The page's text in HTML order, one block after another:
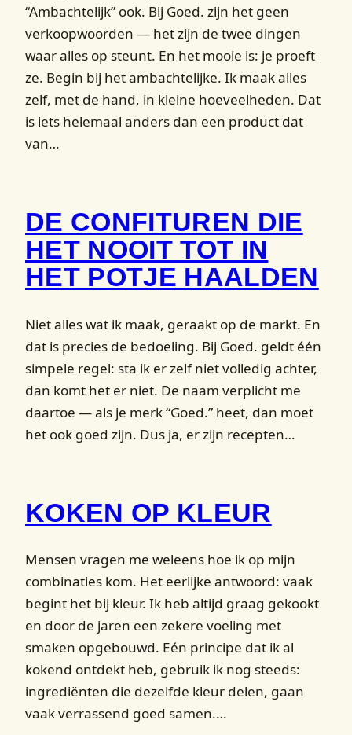
“Ambachtelijk” ook. Bij Goed. zijn het geen
verkoopwoorden — het zijn de twee dingen
waar alles op steunt. En het mooie is: je proeft
ze. Begin bij het ambachtelijke. Ik maak alles
zelf, met de hand, in kleine hoeveelheden. Dat
is iets helemaal anders dan een product dat
van…
DE CONFITUREN DIE
HET NOOIT TOT IN
HET POTJE HAALDEN
Niet alles wat ik maak, geraakt op de markt. En
dat is precies de bedoeling. Bij Goed. geldt één
simpele regel: sta ik er zelf niet volledig achter,
dan komt het er niet. De naam verplicht me
daartoe — als je merk “Goed.” heet, dan moet
het ook goed zijn. Dus ja, er zijn recepten…
KOKEN OP KLEUR
Mensen vragen me weleens hoe ik op mijn
combinaties kom. Het eerlijke antwoord: vaak
begint het bij kleur. Ik heb altijd graag gekookt
en door de jaren een zekere voeling met
smaken opgebouwd. Eén principe dat ik al
kokend ontdekt heb, gebruik ik nog steeds:
ingrediënten die dezelfde kleur delen, gaan
vaak verrassend goed samen.…